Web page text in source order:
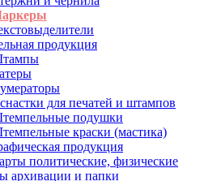
продукция
для печатей и штампов
подушки
краски (мастика)
продукция
политические, физические
архивации и папки